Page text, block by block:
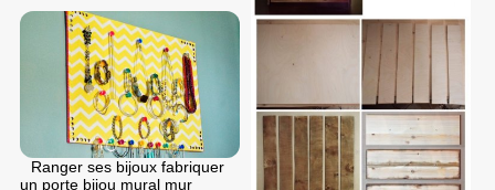
Ranger ses bijoux fabriquer
un porte bijou mural mur